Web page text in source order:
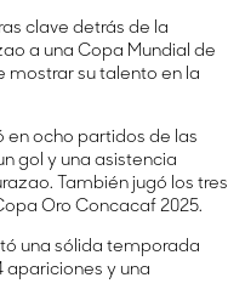
clave detrás de la
a una Copa Mundial de
mostrar su talento en la
en ocho partidos de las
gol y una asistencia
También jugó los tres
Oro Concacaf 2025.
una sólida temporada
apariciones y una